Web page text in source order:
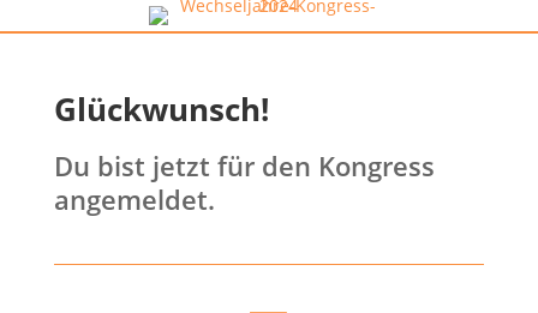
Glückwunsch!
Du bist jetzt für den Kongress
angemeldet.